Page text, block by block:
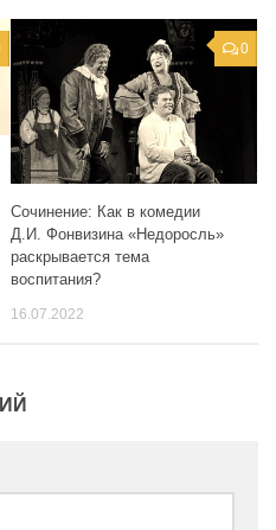
0
Сочинение: Как в комедии
Д.И. Фонвизина «Недоросль»
раскрывается тема
воспитания?
16.07.2022